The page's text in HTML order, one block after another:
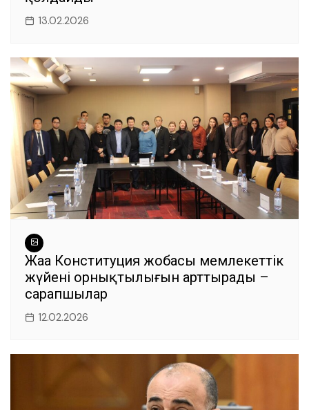
13.02.2026
Жаңа Конституция жобасы мемлекеттік
жүйенің орнықтылығын арттырады –
сарапшылар
12.02.2026